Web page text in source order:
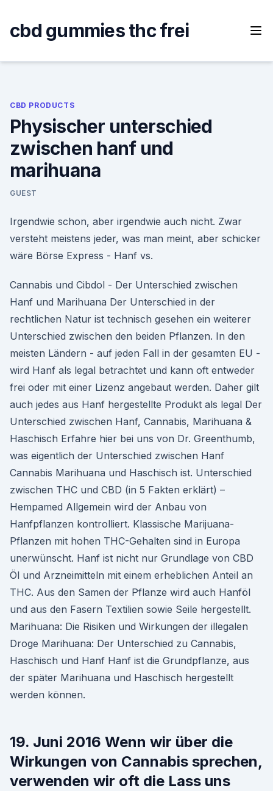
content
cbd gummies thc frei
CBD PRODUCTS
Physischer unterschied
zwischen hanf und
marihuana
GUEST
Irgendwie schon, aber irgendwie auch nicht. Zwar
versteht meistens jeder, was man meint, aber schicker
wäre Börse Express - Hanf vs.
Cannabis und Cibdol - Der Unterschied zwischen
Hanf und Marihuana Der Unterschied in der
rechtlichen Natur ist technisch gesehen ein weiterer
Unterschied zwischen den beiden Pflanzen. In den
meisten Ländern - auf jeden Fall in der gesamten EU -
wird Hanf als legal betrachtet und kann oft entweder
frei oder mit einer Lizenz angebaut werden. Daher gilt
auch jedes aus Hanf hergestellte Produkt als legal Der
Unterschied zwischen Hanf, Cannabis, Marihuana &
Haschisch Erfahre hier bei uns von Dr. Greenthumb,
was eigentlich der Unterschied zwischen Hanf
Cannabis Marihuana und Haschisch ist. Unterschied
zwischen THC und CBD (in 5 Fakten erklärt) –
Hempamed Allgemein wird der Anbau von
Hanfpflanzen kontrolliert. Klassische Marijuana-
Pflanzen mit hohen THC-Gehalten sind in Europa
unerwünscht. Hanf ist nicht nur Grundlage von CBD
Öl und Arzneimitteln mit einem erheblichen Anteil an
THC. Aus den Samen der Pflanze wird auch Hanföl
und aus den Fasern Textilien sowie Seile hergestellt.
Marihuana: Die Risiken und Wirkungen der illegalen
Droge Marihuana: Der Unterschied zu Cannabis,
Haschisch und Hanf Hanf ist die Grundpflanze, aus
der später Marihuana und Haschisch hergestellt
werden können.
19. Juni 2016 Wenn wir über die
Wirkungen von Cannabis sprechen,
verwenden wir oft die Lass uns